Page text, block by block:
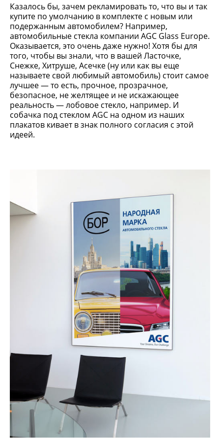
Казалось бы, зачем рекламировать то, что вы и так
купите по умолчанию в комплекте с новым или
подержанным автомобилем? Например,
автомобильные стекла компании AGC Glass Europe.
Оказывается, это очень даже нужно! Хотя бы для
того, чтобы вы знали, что в вашей Ласточке,
Снежке, Хитруше, Асечке (ну или как вы еще
называете свой любимый автомобиль) стоит самое
лучшее — то есть, прочное, прозрачное,
безопасное, не желтящее и не искажающее
реальность — лобовое стекло, например. И
собачка под стеклом AGC на одном из наших
плакатов кивает в знак полного согласия с этой
идеей.